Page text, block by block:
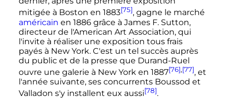
mitigée à Boston en 1883[75], gagne le marché
américain en 1886 grâce à James F. Sutton,
directeur de l'American Art Association, qui
l'invite à réaliser une exposition tous frais
payés à New York. C'est un tel succès auprès
du public et de la presse que Durand-Ruel
ouvre une galerie à New York en 1887[76],[77], et
l'année suivante, ses concurrents Boussod et
Valladon s'y installent eux aussi[78].